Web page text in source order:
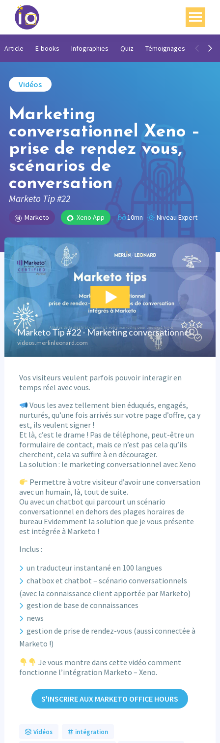
Vos enjeux
Académie
Ressources
Agenda
Contact
Mon compte
English
Article E-books Infographies Quiz Témoignages Vidéos
Vidéos
Marketing
conversationnel Xeno –
prise de rendez vous,
scénarios de
conversation
Marketo Tip #22
Marketo Xeno App 10mn Niveau Expert
Vos visiteurs veulent parfois pouvoir interagir en
temps réel avec vous.
Vous les avez tellement bien éduqués, engagés,
nurturés, qu’une fois arrivés sur votre page d’offre, ça y
est, ils veulent signer !
Et là, c’est le drame ! Pas de téléphone, peut-être un
formulaire de contact, mais ce n’est pas cela qu’ils
cherchent, cela va suffire à en décourager.
La solution : le marketing conversationnel avec Xeno
Permettre à votre visiteur d’avoir une conversation
avec un humain, là, tout de suite.
Ou avec un chatbot qui parcourt un scénario
conversationnel en dehors des plages horaires de
bureau Evidemment la solution que je vous présente
est intégrée à Marketo !
Inclus :
un traducteur instantané en 100 langues
chatbox et chatbot – scénario conversationnels
(avec la connaissance client apportée par Marketo)
gestion de base de connaissances
news
gestion de prise de rendez-vous (aussi connectée à
Marketo !)
Je vous montre dans cette vidéo comment
fonctionne l’intégration Marketo – Xeno.
S'INSCRIRE AUX MARKETO OFFICE HOURS
Vidéos intégration